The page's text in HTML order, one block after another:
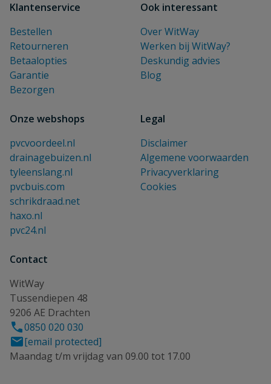
Klantenservice
Bestellen
Retourneren
Betaalopties
Garantie
Bezorgen
Ook interessant
Over WitWay
Werken bij WitWay?
Deskundig advies
Blog
Onze webshops
pvcvoordeel.nl
drainagebuizen.nl
tyleenslang.nl
pvcbuis.com
schrikdraad.net
haxo.nl
pvc24.nl
Legal
Disclaimer
Algemene voorwaarden
Privacyverklaring
Cookies
Contact
WitWay
Tussendiepen 48
9206 AE Drachten
0850 020 030
[email protected]
Maandag t/m vrijdag van 09.00 tot 17.00